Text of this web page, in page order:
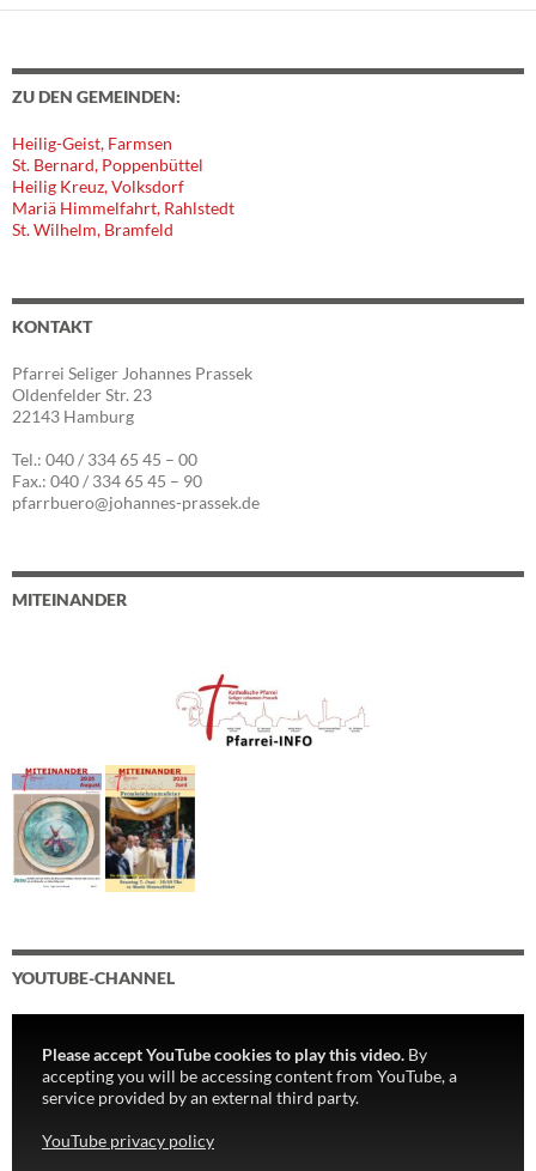
ZU DEN GEMEINDEN:
Heilig-Geist, Farmsen
St. Bernard, Poppenbüttel
Heilig Kreuz, Volksdorf
Mariä Himmelfahrt, Rahlstedt
St. Wilhelm, Bramfeld
KONTAKT
Pfarrei Seliger Johannes Prassek
Oldenfelder Str. 23
22143 Hamburg
Tel.: 040 / 334 65 45 – 00
Fax.: 040 / 334 65 45 – 90
pfarrbuero@johannes-prassek.de
MITEINANDER
YOUTUBE-CHANNEL
Please accept YouTube cookies to play this video. By
accepting you will be accessing content from YouTube, a
service provided by an external third party.
YouTube privacy policy